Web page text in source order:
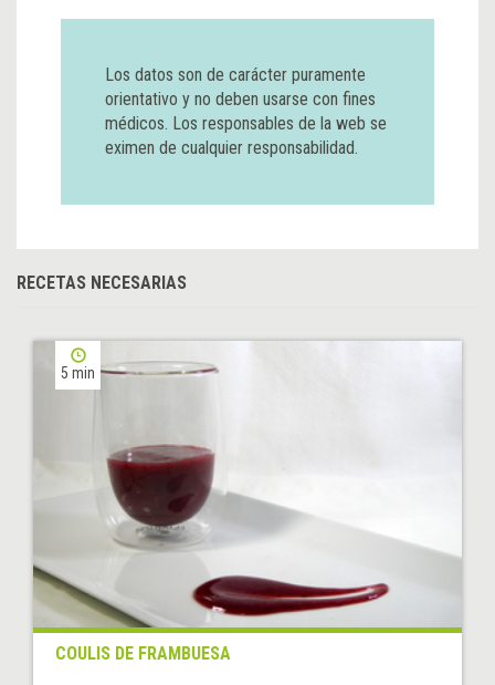
Los datos son de carácter puramente
orientativo y no deben usarse con fines
médicos. Los responsables de la web se
eximen de cualquier responsabilidad.
RECETAS NECESARIAS
5 min
COULIS DE FRAMBUESA